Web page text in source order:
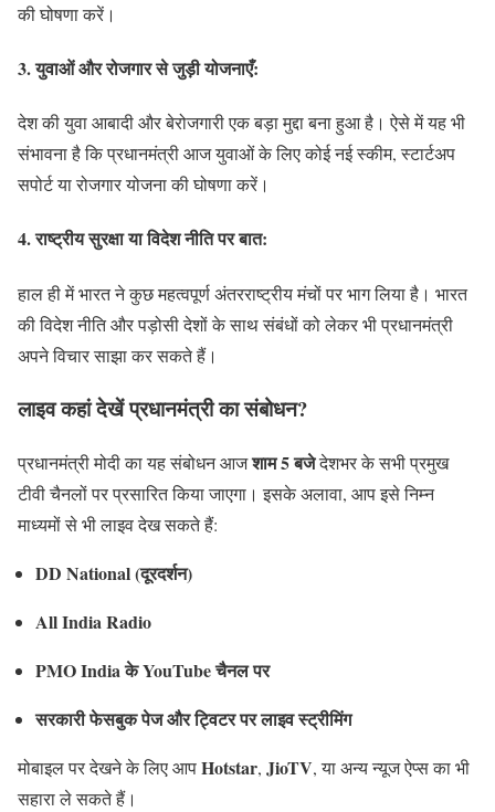
की घोषणा करें।
3.युवाओं और रोजगार से जुड़ी योजनाएँ:
देश की युवा आबादी और बेरोजगारी एक बड़ा मुद्दा बना हुआ है। ऐसे में यह भी
संभावना है कि प्रधानमंत्री आज युवाओं के लिए कोई नई स्कीम, स्टार्टअप
सपोर्ट या रोजगार योजना की घोषणा करें।
4.राष्ट्रीय सुरक्षा या विदेश नीति पर बात:
हाल ही में भारत ने कुछ महत्वपूर्ण अंतरराष्ट्रीय मंचों पर भाग लिया है। भारत
की विदेश नीति और पड़ोसी देशों के साथ संबंधों को लेकर भी प्रधानमंत्री
अपने विचार साझा कर सकते हैं।
लाइव कहां देखें प्रधानमंत्री का संबोधन?
प्रधानमंत्री मोदी का यह संबोधन आजशाम 5 बजेदेशभर के सभी प्रमुख
टीवी चैनलों पर प्रसारित किया जाएगा। इसके अलावा, आप इसे निम्न
माध्यमों से भी लाइव देख सकते हैं:
DD National (दूरदर्शन)
All India Radio
PMO India के YouTube चैनल पर
सरकारी फेसबुक पेज और ट्विटर पर लाइव स्ट्रीमिंग
मोबाइल पर देखने के लिए आपHotstar, JioTV, या अन्य न्यूज ऐप्स का भी
सहारा ले सकते हैं।